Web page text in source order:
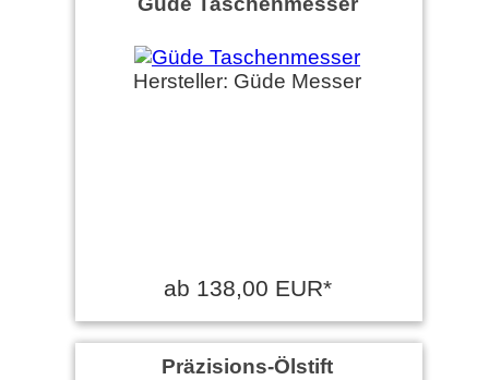
Hersteller: Güde Messer
ab 138,00 EUR*
Präzisions-Ölstift